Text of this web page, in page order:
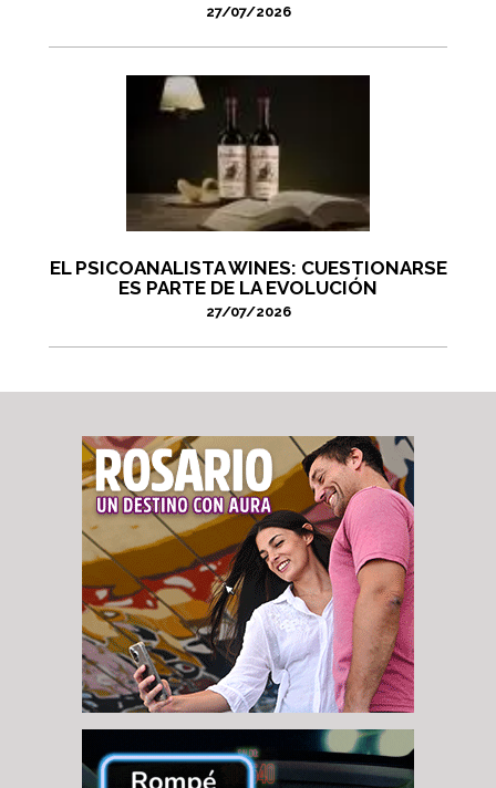
27/07/2026
EL PSICOANALISTA WINES: CUESTIONARSE
ES PARTE DE LA EVOLUCIÓN
27/07/2026